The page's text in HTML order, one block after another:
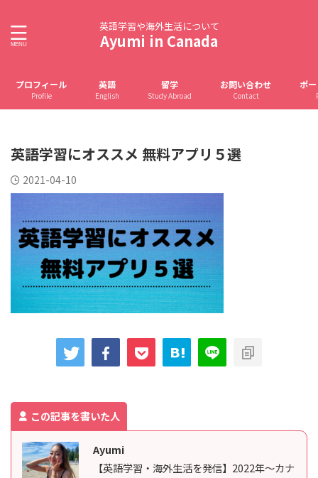
英語学習や海外生活について
Ayumi in Canada
プロフィール
Profile
英語
English
留学
Study Abroad
お問い合わせ
Contact
ポ
英語学習にオススメ 無料アプリ５選
2021-04-10
この記事を書いた人
Ayumi
【英語学習・海外生活を発信】2022年〜カナ